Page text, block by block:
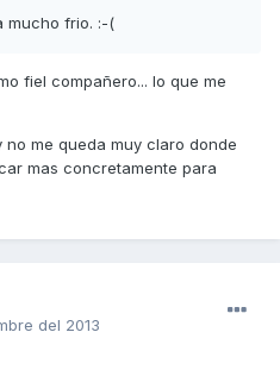
mucho frio. :-(
fiel compañero... lo que me
me queda muy claro donde
mas concretamente para
del 2013